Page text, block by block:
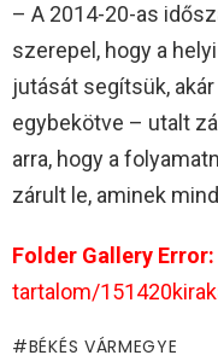
– A 2014-20-as
szerepel, hogy a
jutását segítsük,
egybekötve – utalt
arra, hogy a
zárult le, aminek
Folder Gallery Error:
tartalom/
BÉKÉS VÁRMEGYE